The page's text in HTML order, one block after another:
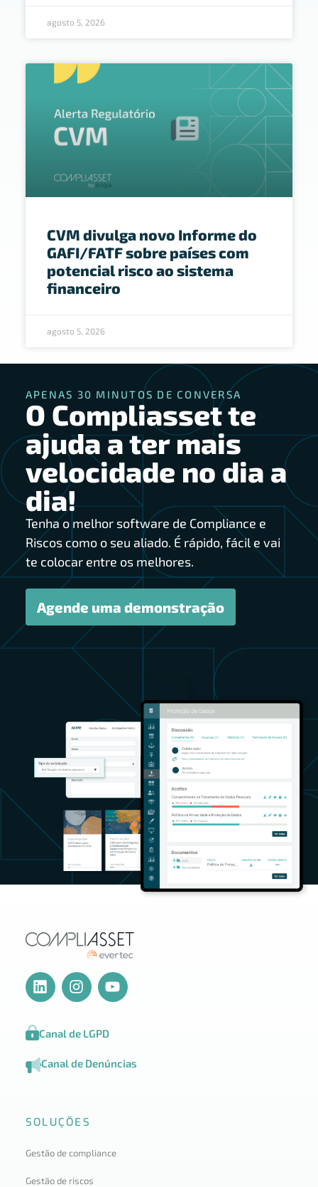
agosto 5, 2026
CVM divulga novo Informe do
GAFI/FATF sobre países com
potencial risco ao sistema
financeiro
agosto 5, 2026
APENAS 30 MINUTOS DE CONVERSA
O Compliasset te
ajuda a ter mais
velocidade no dia a
dia!
Tenha o melhor software de Compliance e
Riscos como o seu aliado. É rápido, fácil e vai
te colocar entre os melhores.
Agende uma demonstração
Canal de LGPD
Canal de Denúncias
SOLUÇÕES
Gestão de compliance
Gestão de riscos